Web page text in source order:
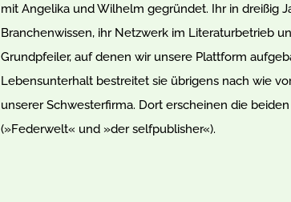
mit Angelika und Wilhelm gegründet. Ihr in dreißig
Branchenwissen, ihr Netzwerk im Literaturbetrieb
Grundpfeiler, auf denen wir unsere Plattform
Lebensunterhalt bestreitet sie übrigens nach wie
unserer Schwesterfirma. Dort erscheinen die
(»Federwelt« und »der selfpublisher«).